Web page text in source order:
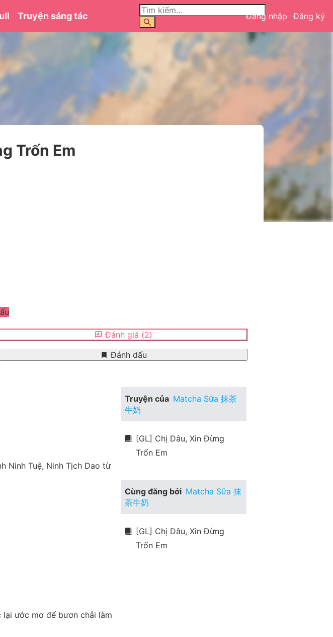
Truyện sáng tác Đăng nhập Đăng ký
Trốn Em
Đánh giá (2)
Đánh dấu
Ninh Tuệ, Ninh Tịch Dao từ
lại ước mơ để bươn chải làm
Truyện của Matcha Sữa 抹茶
牛奶
[GL] Chị Dâu, Xin Đừng
Trốn Em
Cùng đăng bởi Matcha Sữa 抹
茶牛奶
[GL] Chị Dâu, Xin Đừng
Trốn Em